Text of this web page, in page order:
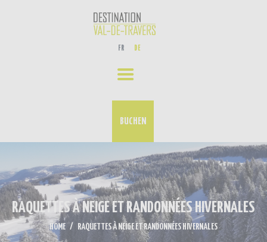
FR DE
BUCHEN
RAQUETTES À NEIGE ET RANDONNÉES HIVERNALES
HOME RAQUETTES À NEIGE ET RANDONNÉES HIVERNALES
ERLEBNISSE
VERANSTALTUNGS-KALENDER